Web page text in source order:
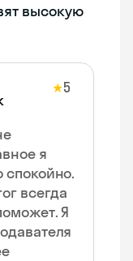
высокую
★5
я
спокойно.
всегда
Я